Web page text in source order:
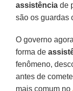
assistência de
são os guardas
O governo
forma de
fenômeno,
antes de
mais comum no